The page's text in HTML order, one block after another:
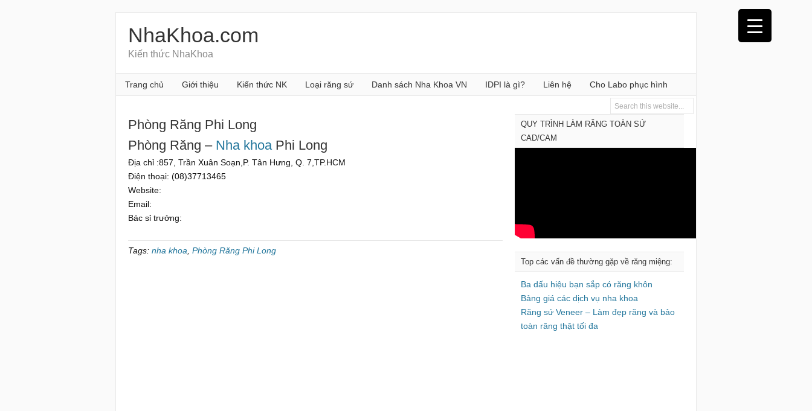
NhaKhoa.com
Kiến thức NhaKhoa
Trang chủ Giới thiệu Kiến thức NK Loại răng sứ Danh sách Nha Khoa VN IDPI là gì? Liên hệ Cho Labo phục hình
Phòng Răng Phi Long
Phòng Răng – Nha khoaPhi Long
Địa chỉ :857, Trần Xuân Soạn,P. Tân Hưng, Q. 7,TP.HCM
Điện thoại: (08)37713465
Website:
Email:
Bác sỉ trưởng:
Tags: nha khoa Phòng Răng Phi Long
QUY TRÌNH LÀM RĂNG TOÀN SỨ
CAD/CAM
Top các vấn đề thường gặp về răng miệng:
Ba dấu hiệu bạn sắp có răng khôn
Bảng giá các dịch vụ nha khoa
Răng sứ Veneer – Làm đẹp răng và bảo
toàn răng thật tối đa